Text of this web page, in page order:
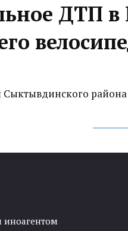
ДТП в
Сыктывдинского
иноагентом